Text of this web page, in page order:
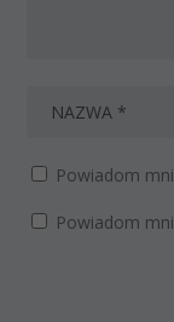
Powiadom
Powiadom